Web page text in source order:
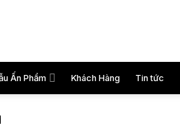
Ấn Phẩm Khách Hàng Tin tức